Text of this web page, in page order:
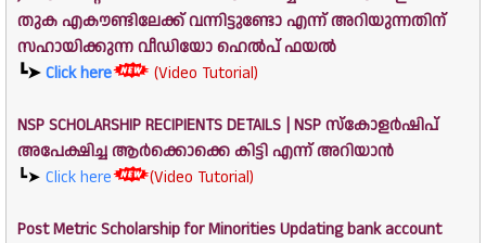
തുക എകൗണ്ടിലേക്ക് വന്നിട്ടുണ്ടോ എന്ന് അറിയുന്നതിന്
സഹായിക്കുന്ന വീഡിയോ ഹെൽപ് ഫയൽ
┗➤Click here (Video Tutorial)
NSP SCHOLARSHIP RECIPIENTS DETAILS | NSP സ്കോളർഷിപ്
അപേക്ഷിച്ച ആർക്കൊക്കെ കിട്ടി എന്ന് അറിയാൻ
┗➤ Click here (Video Tutorial)
Post Metric Scholarship for Minorities Updating bank account